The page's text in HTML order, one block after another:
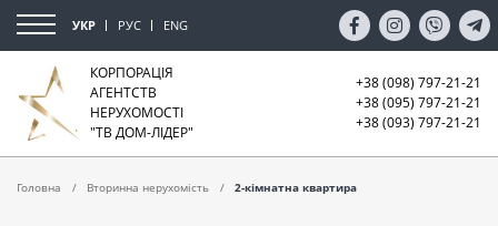
УКР РУС ENG
КОРПОРАЦІЯ
АГЕНТСТВ
НЕРУХОМОСТІ
"ТВ ДОМ-ЛІДЕР"
+38 (098) 797-21-21
+38 (095) 797-21-21
+38 (093) 797-21-21
Головна Вторинна нерухомість 2-кімнатна квартира